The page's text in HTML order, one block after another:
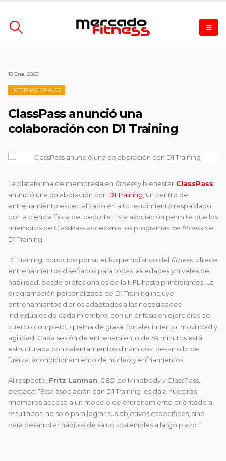
15 Ene, 2025
INTERNACIONALES
ClassPass anunció una
colaboración con D1 Training
La plataforma de membresía en fitnessy bienestar ClassPass
anunció una colaboración con D1 Training, un centro de
entrenamiento especializado en alto rendimiento respaldado
por la ciencia física del deporte. Esta asociación permite que los
miembros de ClassPass accedan a los programas de fitnessde
D1 Training.
D1 Training, conocido por su enfoque holístico del fitness, ofrece
entrenamientos diseñados para todas las edades y niveles de
habilidad, desde profesionales de la NFL hasta principiantes. La
programación personalizada de D1 Training incluye
entrenamientos diarios adaptados a las necesidades
individuales de cada miembro, con un énfasis en ejercicios de
cuerpo completo, quema de grasa, fortalecimiento, movilidad y
agilidad. Cada sesión de entrenamiento de 54 minutos está
estructurada con calentamientos dinámicos, desarrollo de
fuerza, acondicionamiento de núcleo y enfriamientos.
Al respecto, Fritz Lanman , CEO de Mindbody y ClassPass,
destaca: “Esta asociación con D1 Training les da a nuestros
miembros acceso a un modelo de entrenamiento orientado a
resultados, no solo para lograr sus objetivos específicos, sino
para desarrollar hábitos de salud sostenibles a largo plazo.”